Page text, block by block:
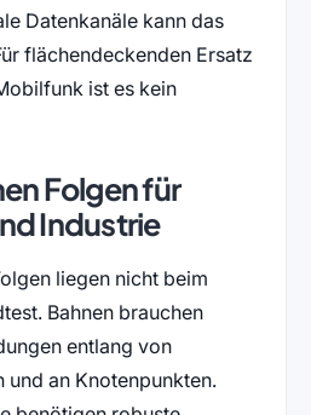
Datenkanäle kann das
flächendeckenden Ersatz
ist es kein
Folgen für
Industrie
liegen nicht beim
Bahnen brauchen
entlang von
und an Knotenpunkten.